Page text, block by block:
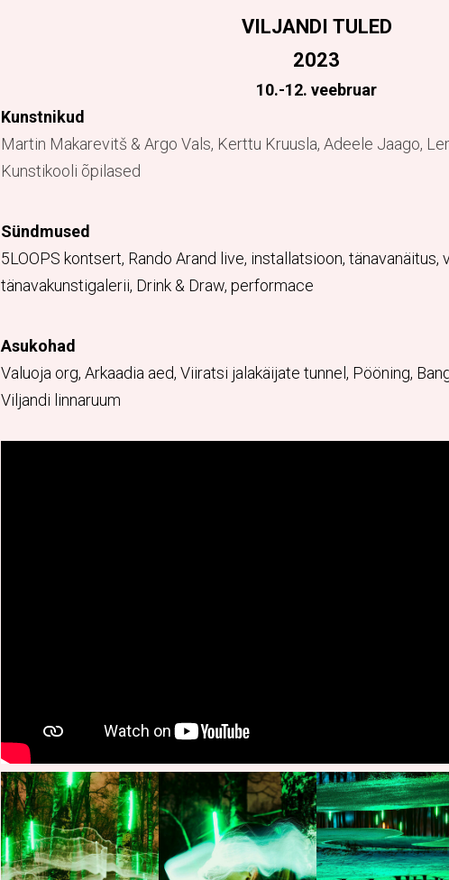
VILJANDI TULED
2023
10.-12. veebruar
Kunstnikud
Martin Makarevitš & Argo Vals, Kerttu Kruusla, Adeele Jaago,
Kunstikooli õpilased
Sündmused
5LOOPS kontsert, Rando Arand live, installatsioon, tänavanäitus,
tänavakunstigalerii, Drink & Draw, performace
Asukohad
Valuoja org, Arkaadia aed, Viiratsi jalakäijate tunnel, Pööning,
Viljandi linnaruum